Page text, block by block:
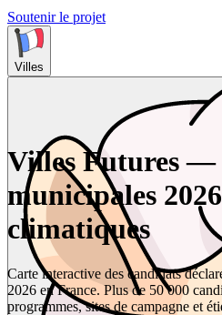
Soutenir le projet
Villes
Villes Futures —
municipales
climatiques
Carte interactive des candidats
2026 en France. Plus de 50 000
programmes, sites de campagne et